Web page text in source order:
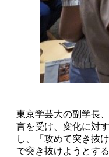
東京学芸大の副学長
言を受け、変化に対
し、「攻めて突き抜
で突き抜けようとす